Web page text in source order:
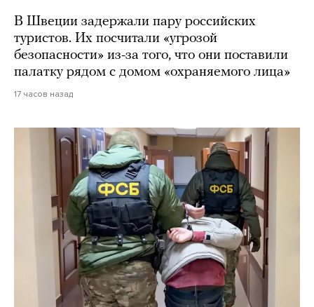
В Швеции задержали пару российских
туристов. Их посчитали «угрозой
безопасности» из-за того, что они поставили
палатку рядом с домом «охраняемого лица»
17 часов назад